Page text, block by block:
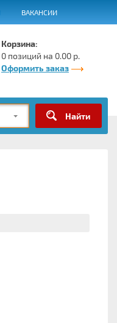
ВАКАНСИИ
Корзина:
0 позиций на 0.00 р.
Оформить заказ